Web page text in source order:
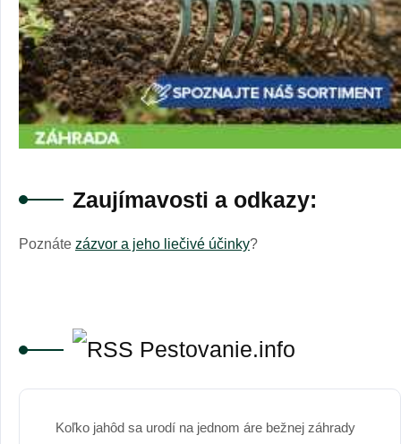
Zaujímavosti a odkazy:
Poznáte zázvor a jeho liečivé účinky?
Pestovanie.info
Koľko jahôd sa urodí na jednom áre bežnej záhrady